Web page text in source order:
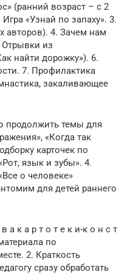
(ранний возраст – с 2
«Узнай по запаху». 3.
авторов). 4. Зачем нам
Отрывки из
найти дорожку»). 6.
7. Профилактика
закаливающее
продолжить темы для
«Когда так
карточек по
язык и зубы». 4.
о человеке»
для детей раннего
а к а р т о т е к и-к о н с т
по
2. Краткость
сразу обработать